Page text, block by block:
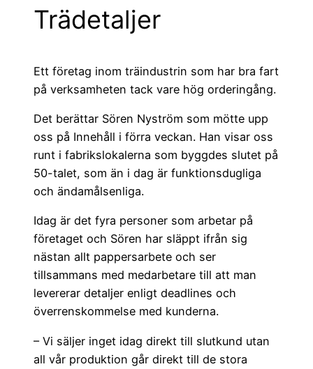
Trädetaljer
Ett företag inom träindustrin som har bra fart
på verksamheten tack vare hög orderingång.
Det berättar Sören Nyström som mötte upp
oss på Innehåll i förra veckan. Han visar oss
runt i fabrikslokalerna som byggdes slutet på
50-talet, som än i dag är funktionsdugliga
och ändamålsenliga.
Idag är det fyra personer som arbetar på
företaget och Sören har släppt ifrån sig
nästan allt pappersarbete och ser
tillsammans med medarbetare till att man
levererar detaljer enligt deadlines och
överrenskommelse med kunderna.
– Vi säljer inget idag direkt till slutkund utan
all vår produktion går direkt till de stora